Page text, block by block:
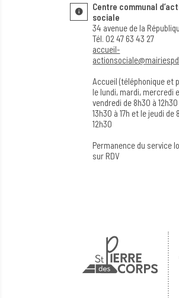
Centre communal
sociale
34 avenue de la
Tél. 02 47 63 43 27
accueil-
Accueil (téléphonique et
le lundi, mardi, mercredi
vendredi de 8h30 à
13h30 à 17h et le jeudi de
12h30
Permanence du service
sur RDV